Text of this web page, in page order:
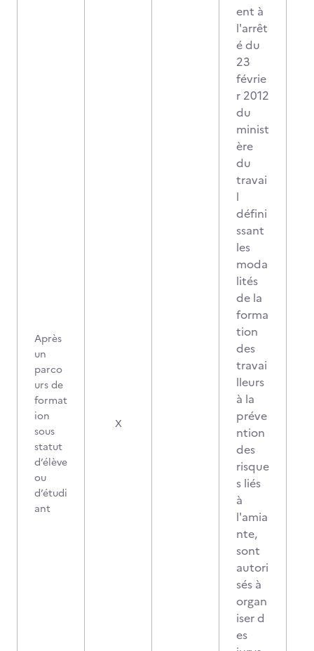
Après
un
parco
urs de
format
ion
sous
statut
d’élève
ou
d’étudi
ant
X
ent à
l'arrêt
é du
23
févrie
r 2012
du
minist
ère
du
travai
l
défini
ssant
les
moda
lités
de la
forma
tion
des
travai
lleurs
à la
préve
ntion
des
risque
s liés
à
l'amia
nte,
sont
autori
sés à
organ
iser d
es